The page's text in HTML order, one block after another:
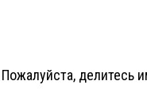
делитесь